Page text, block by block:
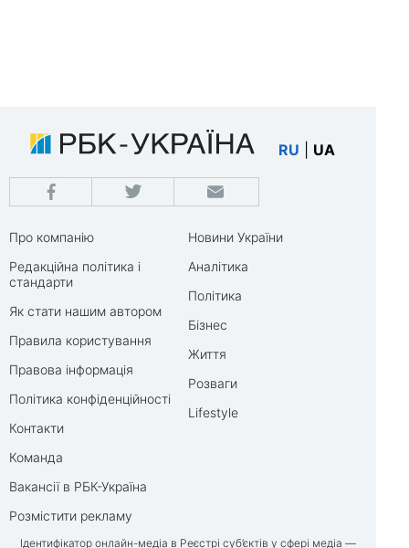
RU UA
Про компанію
Редакційна політика і
стандарти
Як стати нашим автором
Правила користування
Правова інформація
Політика конфіденційності
Контакти
Команда
Вакансії в РБК-Україна
Розмістити рекламу
Новини України
Аналітика
Політика
Бізнес
Життя
Розваги
Lifestyle
Ідентифікатор онлайн-медіа в Реєстрі суб’єктів у сфері медіа —